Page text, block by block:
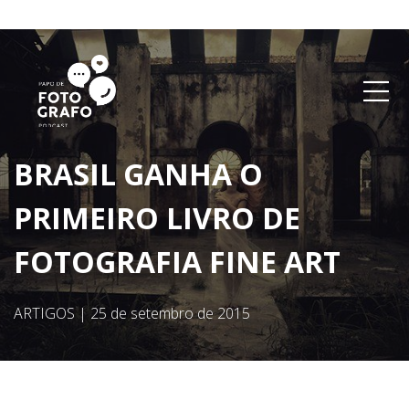
BRASIL GANHA O
PRIMEIRO LIVRO DE
FOTOGRAFIA FINE ART
ARTIGOS| 25 de setembro de 2015